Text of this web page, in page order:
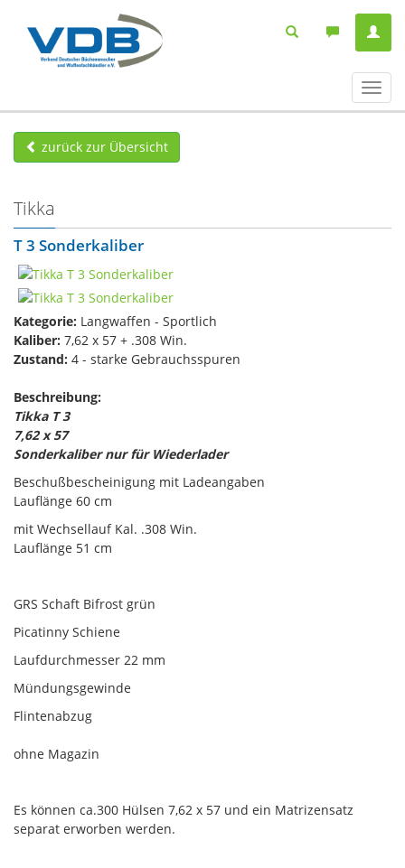
ein-/
zurück zur Übersicht
Tikka
T 3 Sonderkaliber
Kategorie: Langwaffen - Sportlich
Kaliber: 7,62 x 57 + .308 Win.
Zustand: 4 - starke Gebrauchsspuren
Beschreibung:
Tikka T 3
7,62 x 57
Sonderkaliber nur für Wiederlader
Beschußbescheinigung mit Ladeangaben
Lauflänge 60 cm
mit Wechsellauf Kal. .308 Win.
Lauflänge 51 cm
GRS Schaft Bifrost grün
Picatinny Schiene
Laufdurchmesser 22 mm
Mündungsgewinde
Flintenabzug
ohne Magazin
Es können ca.300 Hülsen 7,62 x 57 und ein Matrizensatz
separat erworben werden.